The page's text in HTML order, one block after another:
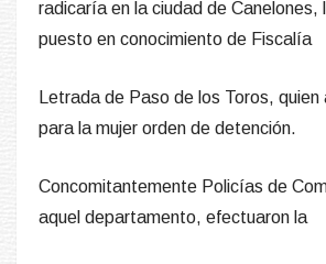
radicaría en la ciudad de Canelones,
puesto en conocimiento de Fiscalía
Letrada de Paso de los Toros, quien
para la mujer orden de detención.
Concomitantemente Policías de
aquel departamento, efectuaron la